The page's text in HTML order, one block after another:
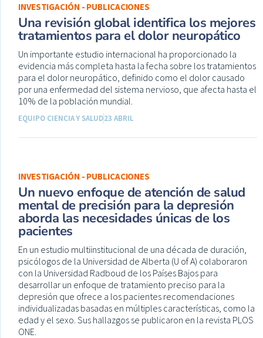
INVESTIGACIÓN - PUBLICACIONES
Una revisión global identifica los mejores
tratamientos para el dolor neuropático
Un importante estudio internacional ha proporcionado la
evidencia más completa hasta la fecha sobre los tratamientos
para el dolor neuropático, definido como el dolor causado
por una enfermedad del sistema nervioso, que afecta hasta el
10% de la población mundial.
EQUIPO CIENCIA Y SALUD23 ABRIL
INVESTIGACIÓN - PUBLICACIONES
Un nuevo enfoque de atención de salud
mental de precisión para la depresión
aborda las necesidades únicas de los
pacientes
En un estudio multiinstitucional de una década de duración,
psicólogos de la Universidad de Alberta (U of A) colaboraron
con la Universidad Radboud de los Países Bajos para
desarrollar un enfoque de tratamiento preciso para la
depresión que ofrece a los pacientes recomendaciones
individualizadas basadas en múltiples características, como la
edad y el sexo. Sus hallazgos se publicaron en la revista PLOS
ONE.